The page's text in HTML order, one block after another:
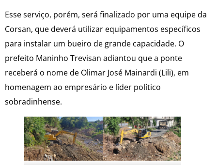
Esse serviço, porém, será finalizado por uma equipe da
Corsan, que deverá utilizar equipamentos específicos
para instalar um bueiro de grande capacidade. O
prefeito Maninho Trevisan adiantou que a ponte
receberá o nome de Olimar José Mainardi (Lili), em
homenagem ao empresário e líder político
sobradinhense.